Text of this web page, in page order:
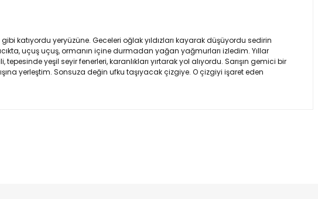
katıyordu yeryüzüne. Geceleri oğlak yıldızları kayarak düşüyordu sedirin
uçuş uçuş, ormanın içine durmadan yağan yağmurları izledim. Yıllar
yeşil seyir fenerleri, karanlıkları yırtarak yol alıyordu. Sarışın gemici bir
yerleştim. Sonsuza değin ufku taşıyacak çizgiye. O çizgiyi işaret eden